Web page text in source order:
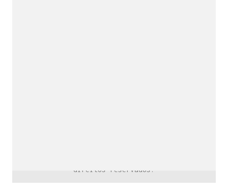
direitos reservados.